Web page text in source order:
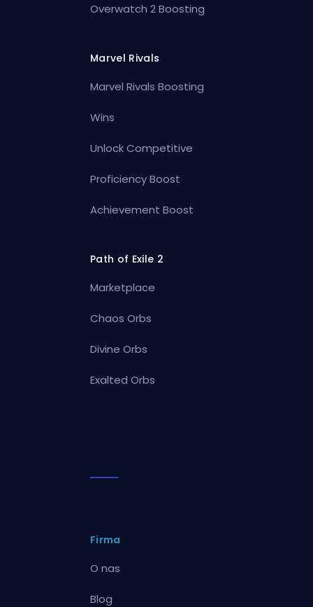
Overwatch 2 Boosting
Marvel Rivals
Marvel Rivals Boosting
Wins
Unlock Competitive
Proficiency Boost
Achievement Boost
Path of Exile 2
Marketplace
Chaos Orbs
Divine Orbs
Exalted Orbs
Firma
O nas
Blog